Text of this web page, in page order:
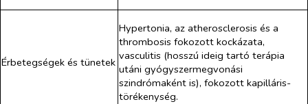
Érbetegségek és tünetek
Hypertonia, az atherosclerosis és a
thrombosis fokozott kockázata,
vasculitis (hosszú ideig tartó terápia
utáni gyógyszermegvonási
szindrómaként is), fokozott kapilláris-
törékenység.